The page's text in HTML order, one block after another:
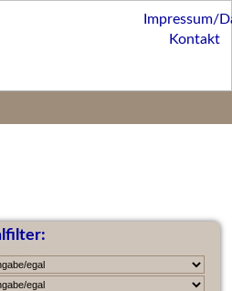
Impressum/
Kontakt